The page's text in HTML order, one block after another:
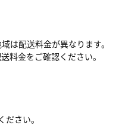
は配送料金が異なります。
料金をご確認ください。
さい。